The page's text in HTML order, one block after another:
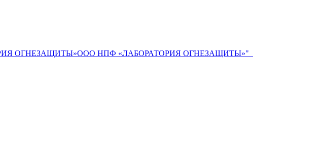
ОГНЕЗАЩИТЫ»ООО НПФ «ЛАБОРАТОРИЯ ОГНЕЗАЩИТЫ»"